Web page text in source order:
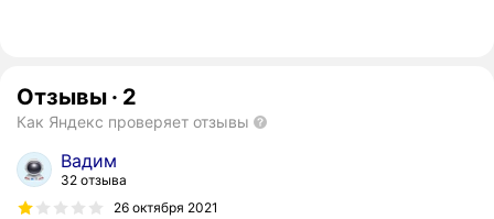
Отзывы · 2
Как Яндекс проверяет отзывы
Вадим
32 отзыва
26 октября 2021